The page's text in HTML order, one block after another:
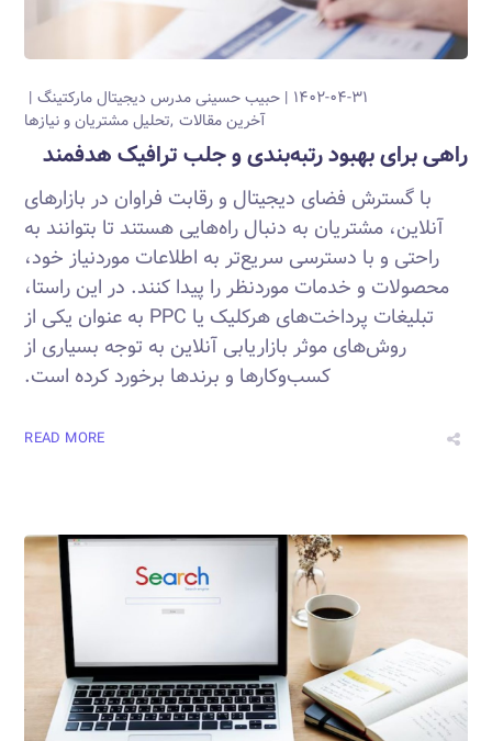
۱۴۰۲-۰۴-۳۱ حبیب حسینیمدرس دیجیتال مارکتینگ
آخرین مقالات تحلیل مشتریان و نیازها
راهی برای بهبود رتبه‌بندی و جلب ترافیک هدفمند
با گسترش فضای دیجیتال و رقابت فراوان در بازارهای
آنلاین، مشتریان به دنبال راه‌هایی هستند تا بتوانند به
راحتی و با دسترسی سریع‌تر به اطلاعات موردنیاز خود،
محصولات و خدمات موردنظر را پیدا کنند. در این راستا،
تبلیغات پرداخت‌های هرکلیک یا PPC به عنوان یکی از
روش‌های موثر بازاریابی آنلاین به توجه بسیاری از
کسب‌وکارها و برندها برخورد کرده است.
READ MORE